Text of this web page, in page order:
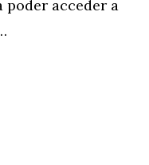
poder acceder a